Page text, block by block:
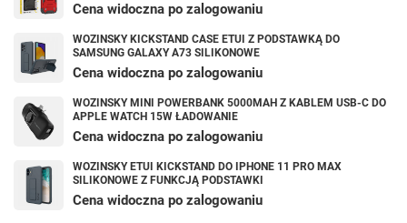
Cena widoczna po zalogowaniu
WOZINSKY KICKSTAND CASE ETUI Z PODSTAWKĄ DO
SAMSUNG GALAXY A73 SILIKONOWE
Cena widoczna po zalogowaniu
WOZINSKY MINI POWERBANK 5000MAH Z KABLEM USB-C DO
APPLE WATCH 15W ŁADOWANIE
Cena widoczna po zalogowaniu
WOZINSKY ETUI KICKSTAND DO IPHONE 11 PRO MAX
SILIKONOWE Z FUNKCJĄ PODSTAWKI
Cena widoczna po zalogowaniu